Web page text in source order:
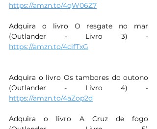
https://amzn.to/4qW06Z7
Adquira o livro O resgate no mar
https://amzn.to/4cifTxG
Adquira o livro Os tambores do outono
https://amzn.to/4aZop2d
Adquira o livro A Cruz de fogo